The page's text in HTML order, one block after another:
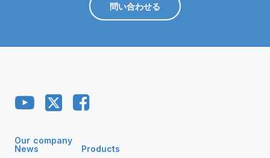
問い合わせる
Our company
News
Products